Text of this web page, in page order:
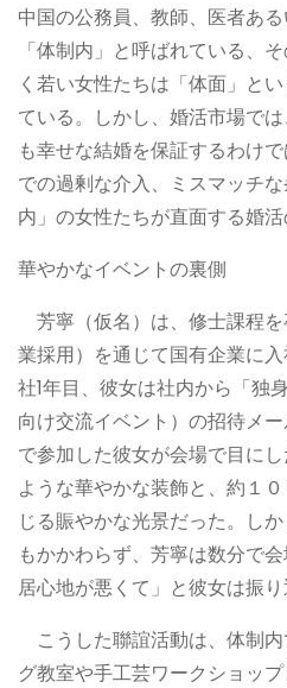
中国の公務員、教師、医者あ
「体制内」と呼ばれている、
く若い女性たちは「体面」と
ている。しかし、婚活市場で
も幸せな結婚を保証するわけ
での過剰な介入、ミスマッチ
内」の女性たちが直面する婚活
華やかなイベントの裏側
芳寧（仮名）は、修士課程
業採用）を通じて国有企業に
社1年目、彼女は社内から「独
向け交流イベント）の招待メ
で参加した彼女が会場で目に
ような華やかな装飾と、約１
じる賑やかな光景だった。し
もかかわらず、芳寧は数分で
居心地が悪くて」と彼女は振り
こうした聯誼活動は、体制
グ教室や手工芸ワークショッ